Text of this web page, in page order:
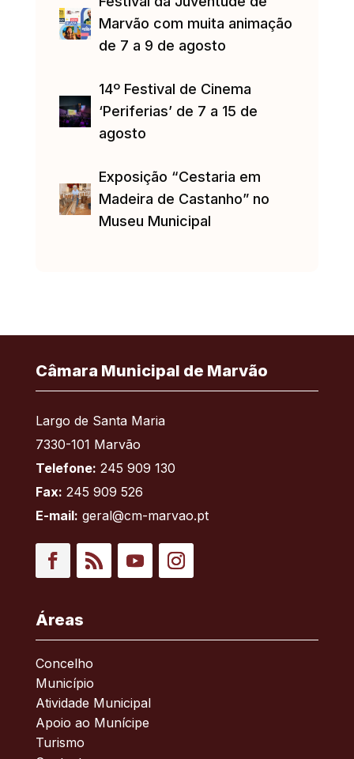
Marvão com muita animação
de 7 a 9 de agosto
14º Festival de Cinema
‘Periferias’ de 7 a 15 de
agosto
Exposição “Cestaria em
Madeira de Castanho” no
Museu Municipal
Câmara Municipal de Marvão
Largo de Santa Maria
7330-101 Marvão
Telefone: 245 909 130
Fax: 245 909 526
E-mail: geral@cm-marvao.pt
Áreas
Concelho
Município
Atividade Municipal
Apoio ao Munícipe
Turismo